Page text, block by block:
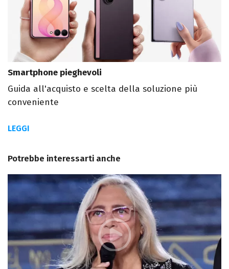
Smartphone pieghevoli
Guida all'acquisto e scelta della soluzione più
conveniente
LEGGI
Potrebbe interessarti anche